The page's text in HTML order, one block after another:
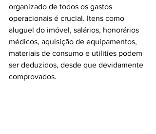
organizado de todos os gastos
operacionais é crucial. Itens como
aluguel do imóvel, salários, honorários
médicos, aquisição de equipamentos,
materiais de consumo e utilities podem
ser deduzidos, desde que devidamente
comprovados.